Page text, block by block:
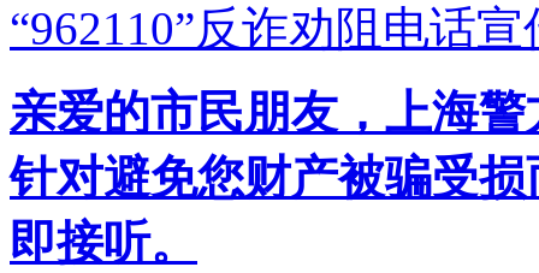
“962110”反诈劝阻电话宣
亲爱的市民朋友，上海
针对避免您财产被骗受
即接听。